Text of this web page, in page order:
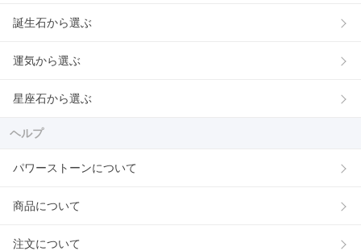
誕生石から選ぶ
運気から選ぶ
星座石から選ぶ
ヘルプ
パワーストーンについて
商品について
注文について